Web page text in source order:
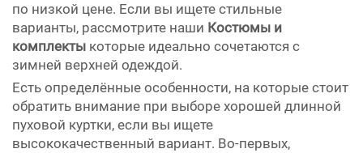
по низкой цене. Если вы ищете стильные
варианты, рассмотрите наши Костюмы и
комплекты которые идеально сочетаются с
зимней верхней одеждой.
Есть определённые особенности, на которые стоит
обратить внимание при выборе хорошей длинной
пуховой куртки, если вы ищете
высококачественный вариант. Во-первых,